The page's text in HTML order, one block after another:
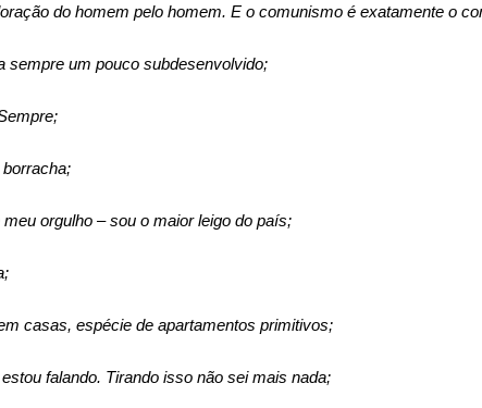
do homem pelo homem. E o comunismo é exatamente o
sempre um pouco subdesenvolvido;
orgulho – sou o maior leigo do país;
casas, espécie de apartamentos primitivos;
falando. Tirando isso não sei mais nada;